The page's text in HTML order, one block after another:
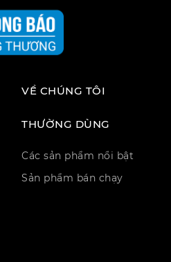
VỀ CHÚNG TÔI
THƯỜNG DÙNG
Các sản phẩm nổi bật
Sản phẩm bán chạy